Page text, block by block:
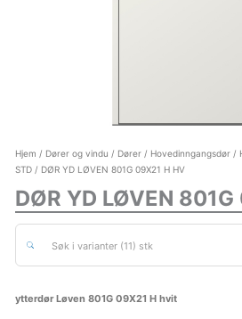
Hjem / Dører og vindu / Dører/ Hovedinngangsdør/
STD/ DØR YD LØVEN 801G 09X21 H HV
DØR YD LØVEN
Søk i varianter (11) stk
ytterdør Løven 801G 09X21 H hvit